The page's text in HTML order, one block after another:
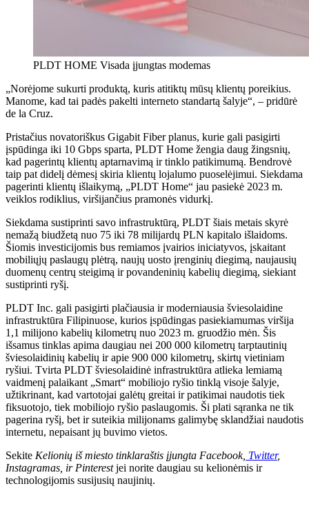
PLDT HOME Visada įjungtas modemas
„Norėjome sukurti produktą, kuris atitiktų mūsų klientų poreikius.
Manome, kad tai padės pakelti interneto standartą šalyje“, – pridūrė
de la Cruz.
Pristačius novatoriškus Gigabit Fiber planus, kurie gali pasigirti
įspūdinga iki 10 Gbps sparta, PLDT Home žengia daug žingsnių,
kad pagerintų klientų aptarnavimą ir tinklo patikimumą. Bendrovė
taip pat didelį dėmesį skiria klientų lojalumo puoselėjimui. Siekdama
pagerinti klientų išlaikymą, „PLDT Home“ jau pasiekė 2023 m.
veiklos rodiklius, viršijančius pramonės vidurkį.
Siekdama sustiprinti savo infrastruktūrą, PLDT šiais metais skyrė
nemažą biudžetą nuo 75 iki 78 milijardų PLN kapitalo išlaidoms.
Šiomis investicijomis bus remiamos įvairios iniciatyvos, įskaitant
mobiliųjų paslaugų plėtrą, naujų uosto įrenginių diegimą, naujausių
duomenų centrų steigimą ir povandeninių kabelių diegimą, siekiant
sustiprinti ryšį.
PLDT Inc. gali pasigirti plačiausia ir moderniausia šviesolaidine
infrastruktūra Filipinuose, kurios įspūdingas pasiekiamumas viršija
1,1 milijono kabelių kilometrų nuo 2023 m. gruodžio mėn. Šis
išsamus tinklas apima daugiau nei 200 000 kilometrų tarptautinių
šviesolaidinių kabelių ir apie 900 000 kilometrų, skirtų vietiniam
ryšiui. Tvirta PLDT šviesolaidinė infrastruktūra atlieka lemiamą
vaidmenį palaikant „Smart“ mobiliojo ryšio tinklą visoje šalyje,
užtikrinant, kad vartotojai galėtų greitai ir patikimai naudotis tiek
fiksuotojo, tiek mobiliojo ryšio paslaugomis. Ši plati sąranka ne tik
pagerina ryšį, bet ir suteikia milijonams galimybę sklandžiai naudotis
internetu, nepaisant jų buvimo vietos.
Sekite Kelionių iš miesto tinklaraštis įjungta Facebook, Twitter,
Instagramas ir Pinterestjei norite daugiau su kelionėmis ir
technologijomis susijusių naujinių.